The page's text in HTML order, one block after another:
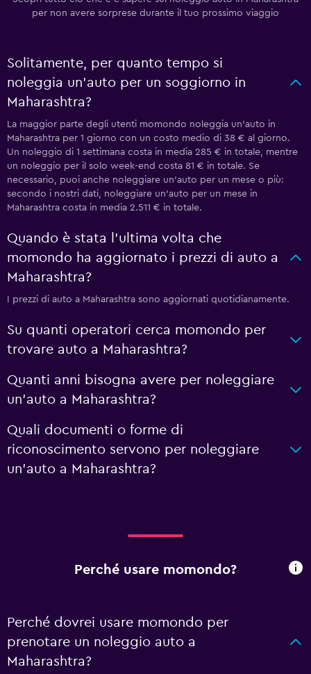
per non avere sorprese durante il tuo prossimo viaggio
Solitamente, per quanto tempo si
noleggia un'auto per un soggiorno in
Maharashtra?
La maggior parte degli utenti momondo noleggia un'auto in
Maharashtra per 1 giorno con un costo medio di 38 € al giorno.
Un noleggio di 1 settimana costa in media 285 € in totale, mentre
un noleggio per il solo week-end costa 81 € in totale. Se
necessario, puoi anche noleggiare un'auto per un mese o più:
secondo i nostri dati, noleggiare un'auto per un mese in
Maharashtra costa in media 2.511 € in totale.
Quando è stata l'ultima volta che
momondo ha aggiornato i prezzi di auto a
Maharashtra?
I prezzi di auto a Maharashtra sono aggiornati quotidianamente.
Su quanti operatori cerca momondo per
trovare auto a Maharashtra?
Quanti anni bisogna avere per noleggiare
un'auto a Maharashtra?
Quali documenti o forme di
riconoscimento servono per noleggiare
un'auto a Maharashtra?
Perché usare momondo?
Perché dovrei usare momondo per
prenotare un noleggio auto a
Maharashtra?